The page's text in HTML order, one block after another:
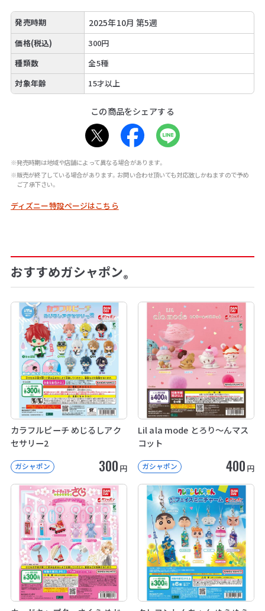
発売時期 2025年10月 第5週
価格(税込)
300円
種類数
全5種
対象年齢
15才以上
この商品をシェアする
※発売時期は地域や店舗によって異なる場合があります。
※販売が終了している場合があります。お問い合わせ頂いても対応致しかねますので予め
ご了承下さい。
ディズニー特設ページはこちら
おすすめガシャポン®
カラフルピーチ めじるしアク
セサリー2
ガシャポン 300 円
Lil ala mode とろり～んマス
コット
ガシャポン 400 円